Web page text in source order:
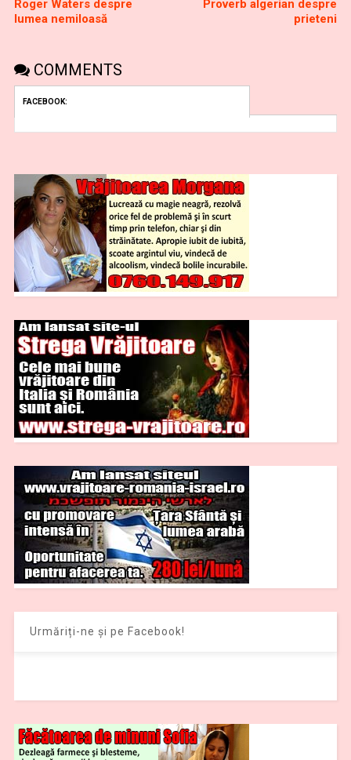
Roger Waters despre
lumea nemiloasă
Proverb algerian despre
prieteni
COMMENTS
FACEBOOK:
Urmăriți-ne și pe Facebook!